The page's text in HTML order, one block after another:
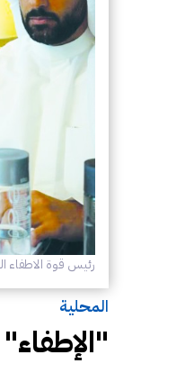
رئيس قوة الاطفاء
المحلية